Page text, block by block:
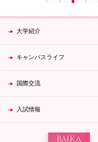
大学紹介
キャンパスライフ
国際交流
入試情報